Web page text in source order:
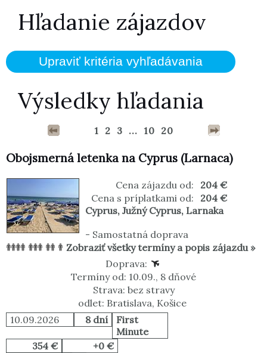
Hľadanie zájazdov
Výsledky hľadania
1 2 3 ... 10 20
Obojsmerná letenka na Cyprus (Larnaca)
Cena zájazdu od:
204 €
Cena s príplatkami od:
204 €
Cyprus, Južný Cyprus, Larnaka
- Samostatná doprava
Zobraziť všetky termíny a popis zájazdu »
Doprava:
Termíny od: 10.09., 8 dňové
Strava: bez stravy
odlet: Bratislava, Košice
10.09.2026
8 dní
First
Minute
354 €
+0 €